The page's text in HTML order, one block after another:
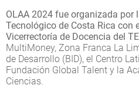
OLAA 2024 fue organizada por
Tecnológico de Costa Rica con
Vicerrectoría de Docencia del
MultiMoney, Zona Franca La
de Desarrollo (BID), el Centro
Fundación Global Talent y la
Ciencias.